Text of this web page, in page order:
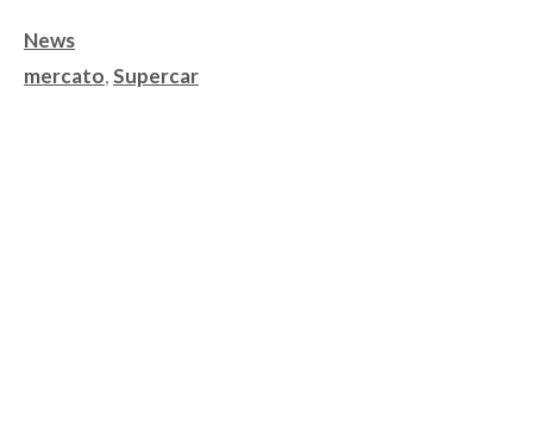
Categorie
News
Tag
mercato,Supercar